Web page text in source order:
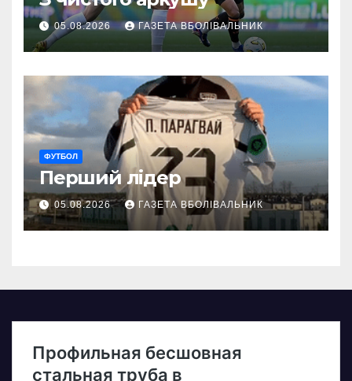
05.08.2026 ГАЗЕТА ВБОЛІВАЛЬНИК
ФУТБОЛ
Перший лідер
05.08.2026 ГАЗЕТА ВБОЛІВАЛЬНИК